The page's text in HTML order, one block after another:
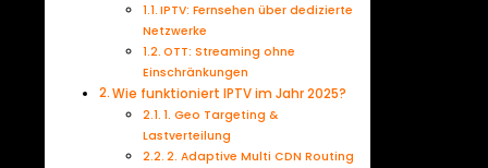
IPTV: Fernsehen über dedizierte
Netzwerke
OTT: Streaming ohne
Einschränkungen
Wie funktioniert IPTV im Jahr 2025?
1. Geo Targeting &
Lastverteilung
2. Adaptive Multi CDN Routing